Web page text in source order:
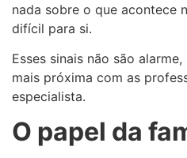
nada sobre o que acontece
difícil para si.
Esses sinais não são
mais próxima com as
especialista.
O papel da